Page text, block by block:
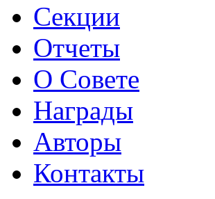
Секции
Отчеты
О Совете
Награды
Авторы
Контакты